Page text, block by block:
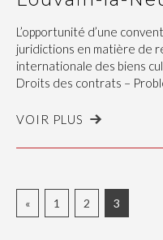
L’opportunité d’une
juridictions en matière de
internationale des biens
Droits des contrats –
VOIR PLUS
« 1 2 3